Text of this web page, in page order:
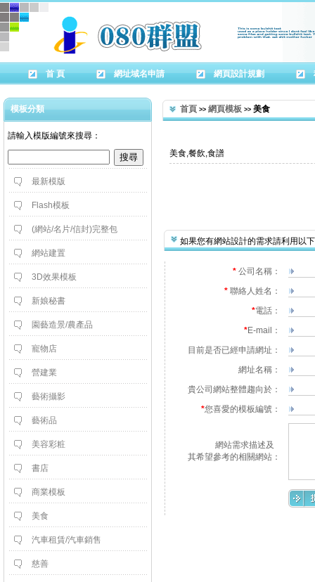
首 頁 網址域名申請 網頁設計規劃
模板分類
請輸入模版編號來搜尋：
最新模版
Flash模板
(網站/名片/信封)完整包
網站建置
3D效果模板
新娘秘書
園藝造景/農產品
寵物店
營建業
藝術攝影
藝術品
美容彩粧
書店
商業模板
美食
汽車租賃/汽車銷售
慈善
首頁 >> 網頁模板 >> 美食
美食,餐飲,食譜
如果您有網站設計的需求請利用以
* 公司名稱：
* 聯絡人姓名：
*電話：
*E-mail：
目前是否已經申請網址：
網址名稱：
貴公司網站整體趨向於：
*您喜愛的模板編號：
網站需求描述及
其希望參考的相關網站：